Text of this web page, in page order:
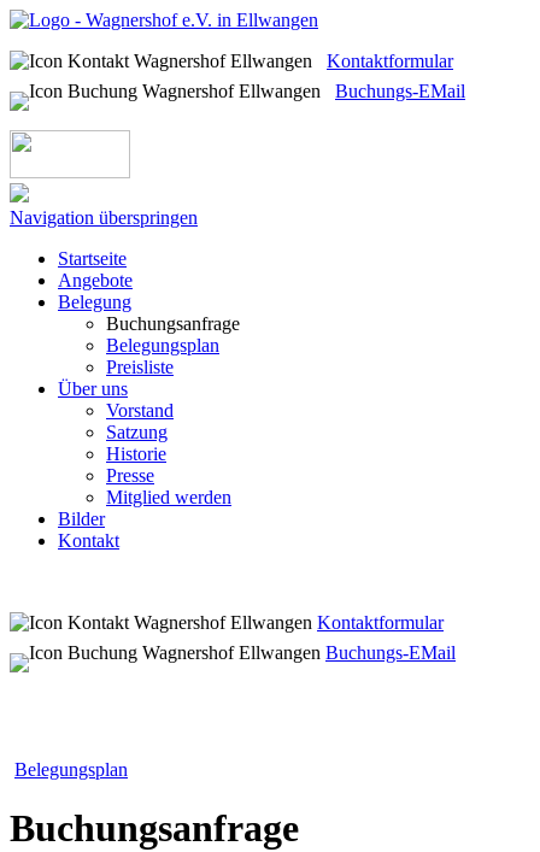
Kontaktformular
Buchungs-EMail
Navigation überspringen
Startseite
Angebote
Belegung
Buchungsanfrage
Belegungsplan
Preisliste
Über uns
Vorstand
Satzung
Historie
Presse
Mitglied werden
Bilder
Kontakt
Kontaktformular
Buchungs-EMail
Belegungsplan
Buchungsanfrage